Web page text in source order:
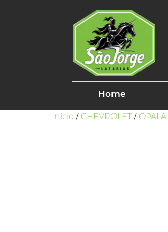
Home
Início / CHEVROLET / OPALA